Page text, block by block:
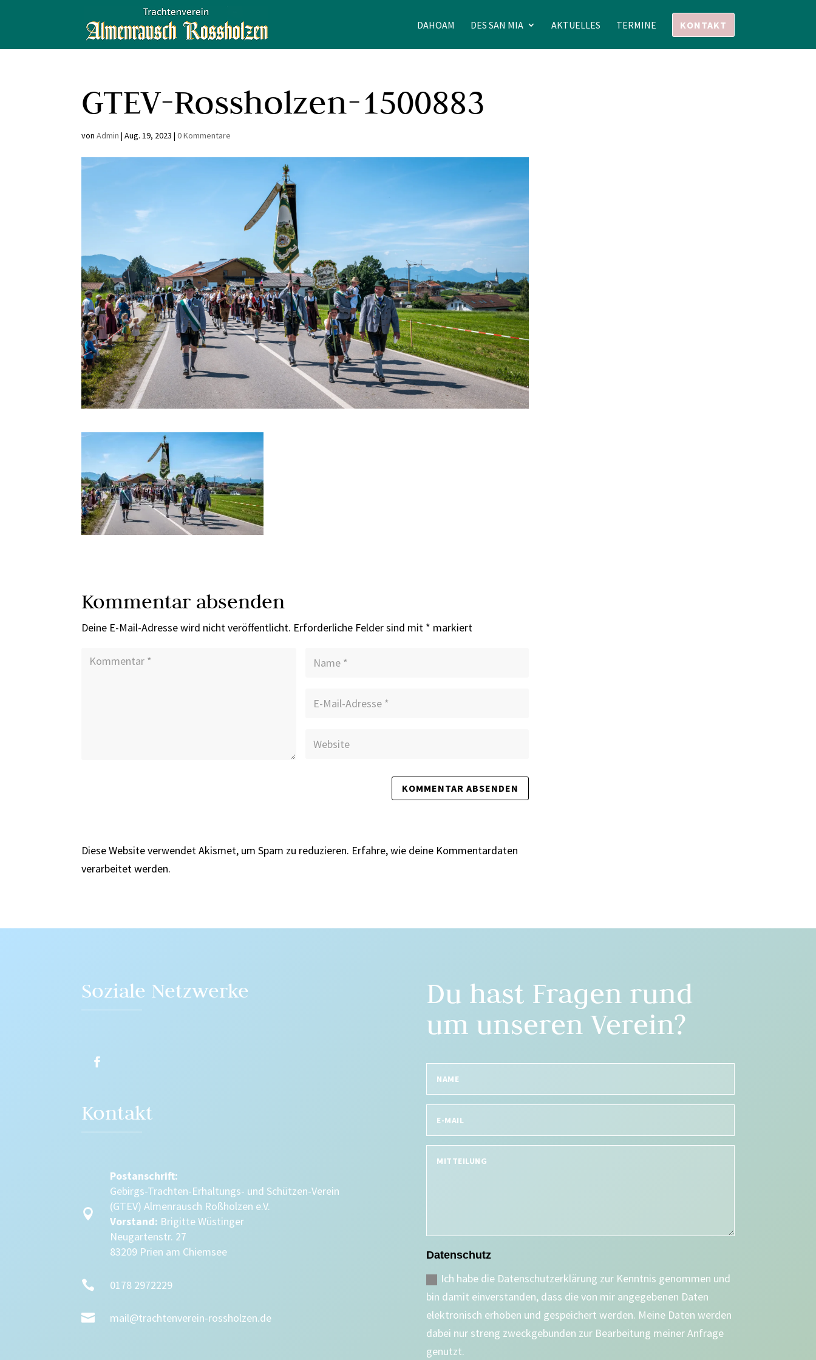
DAHOAM DES SAN MIA AKTUELLES TERMINE KONTAKT
GTEV-Rossholzen-1500883
vonAdmin |Aug. 19, 2023 |0 Kommentare
Kommentar absenden
Deine E-Mail-Adresse wird nicht veröffentlicht. Erforderliche Felder sind mit * markiert
Diese Website verwendet Akismet, um Spam zu reduzieren. Erfahre, wie deine Kommentardaten
verarbeitet werden.
Soziale Netzwerke
Kontakt

Postanschrift:
Gebirgs-Trachten-Erhaltungs- und Schützen-Verein
(GTEV) Almenrausch Roßholzen e.V.
Vorstand: Brigitte Wüstinger
Neugartenstr. 27
83209 Prien am Chiemsee
 0178 2972229
 mail@trachtenverein-rossholzen.de
Du hast Fragen rund
um unseren Verein?
Datenschutz
Ich habe die Datenschutzerklärung zur Kenntnis genommen und
bin damit einverstanden, dass die von mir angegebenen Daten
elektronisch erhoben und gespeichert werden. Meine Daten werden
dabei nur streng zweckgebunden zur Bearbeitung meiner Anfrage
genutzt.